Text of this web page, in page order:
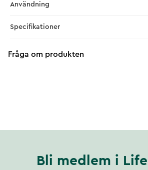
Användning
Specifikationer
Fråga om produkten
Bli medlem i